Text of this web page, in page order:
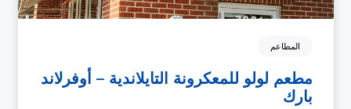
المطاعم
مطعم لولو للمعكرونة التايلاندية – أوفرلاند
بارك